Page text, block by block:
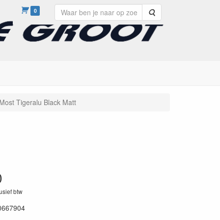
0 Zoeken
Most Tigeralu Black Matt
btw